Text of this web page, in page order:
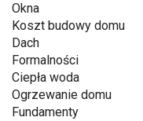
Okna
Koszt budowy domu
Dach
Formalności
Ciepła woda
Ogrzewanie domu
Fundamenty